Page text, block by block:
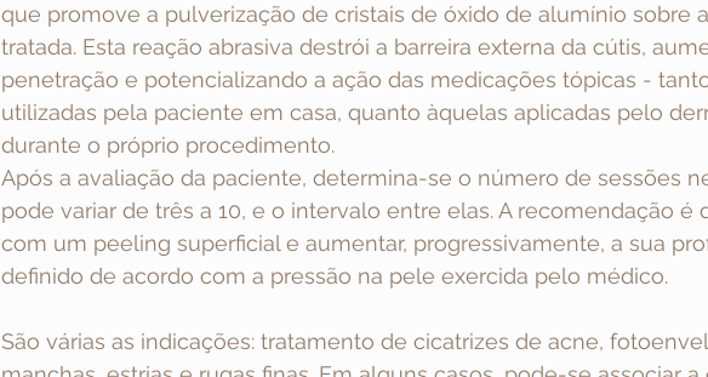
que promove a pulverização de cristais de óxido de alumínio sobre
tratada. Esta reação abrasiva destrói a barreira externa da cútis,
penetração e potencializando a ação das medicações tópicas -
utilizadas pela paciente em casa, quanto àquelas aplicadas pelo
durante o próprio procedimento.
Após a avaliação da paciente, determina-se o número de sessões
pode variar de três a 10, e o intervalo entre elas. A recomendação é
com um peeling superficial e aumentar, progressivamente, a sua
definido de acordo com a pressão na pele exercida pelo médico.
São várias as indicações: tratamento de cicatrizes de acne,